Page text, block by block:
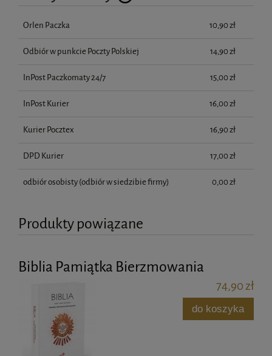
Orlen Paczka 10,90 zł
Odbiór w punkcie Poczty Polskiej 14,90 zł
InPost Paczkomaty 24/7 15,00 zł
InPost Kurier 16,00 zł
Kurier Pocztex 16,90 zł
DPD Kurier 17,00 zł
odbiór osobisty(odbiór w siedzibie firmy) 0,00 zł
Produkty powiązane
Biblia Pamiątka Bierzmowania
74,90 zł
do koszyka